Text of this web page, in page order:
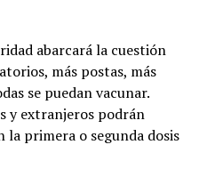
abarcará la cuestión
más postas, más
se puedan vacunar.
y extranjeros podrán
la primera o segunda dosis